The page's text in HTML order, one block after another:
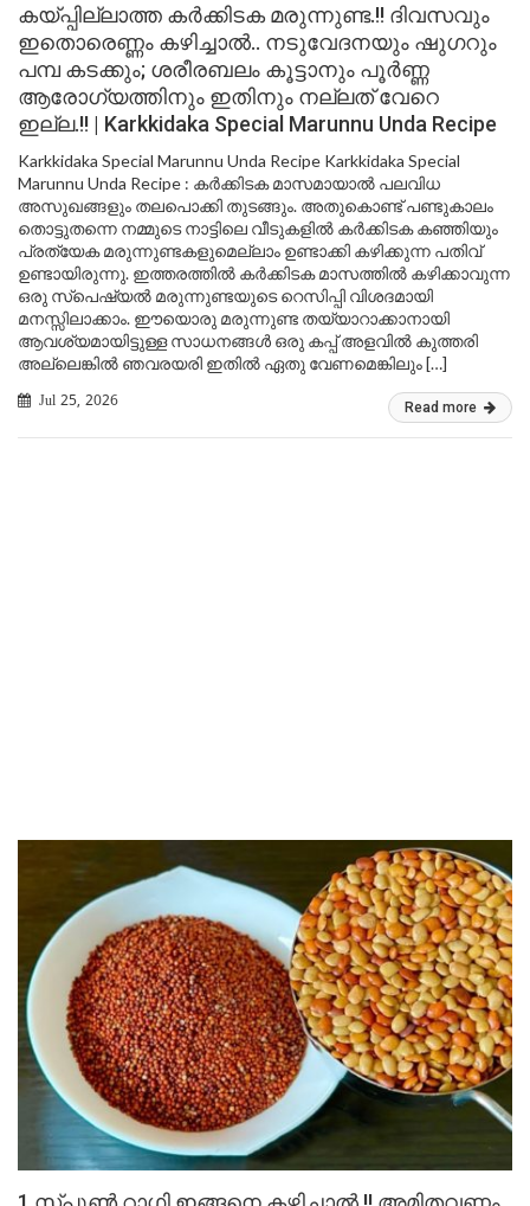
കയ്പ്പില്ലാത്ത കർക്കിടക മരുന്നുണ്ട.!! ദിവസവും
ഇതൊരെണ്ണം കഴിച്ചാൽ.. നടുവേദനയും ഷുഗറും
പമ്പ കടക്കും; ശരീരബലം കൂട്ടാനും പൂർണ്ണ
ആരോഗ്യത്തിനും ഇതിനും നല്ലത് വേറെ
ഇല്ല.!! | Karkkidaka Special Marunnu Unda Recipe
Karkkidaka Special Marunnu Unda Recipe Karkkidaka Special
Marunnu Unda Recipe : കർക്കിടക മാസമായാൽ പലവിധ
അസുഖങ്ങളും തലപൊക്കി തുടങ്ങും. അതുകൊണ്ട് പണ്ടുകാലം
തൊട്ടുതന്നെ നമ്മുടെ നാട്ടിലെ വീടുകളിൽ കർക്കിടക കഞ്ഞിയും
പ്രത്യേക മരുന്നുണ്ടകളുമെല്ലാം ഉണ്ടാക്കി കഴിക്കുന്ന പതിവ്
ഉണ്ടായിരുന്നു. ഇത്തരത്തിൽ കർക്കിടക മാസത്തിൽ കഴിക്കാവുന്ന
ഒരു സ്പെഷ്യൽ മരുന്നുണ്ടയുടെ റെസിപ്പി വിശദമായി
മനസ്സിലാക്കാം. ഈയൊരു മരുന്നുണ്ട തയ്യാറാക്കാനായി
ആവശ്യമായിട്ടുള്ള സാധനങ്ങൾ ഒരു കപ്പ് അളവിൽ കുത്തരി
അല്ലെങ്കിൽ ഞവരയരി ഇതിൽ ഏതു വേണമെങ്കിലും […]
Jul 25, 2026 Read more